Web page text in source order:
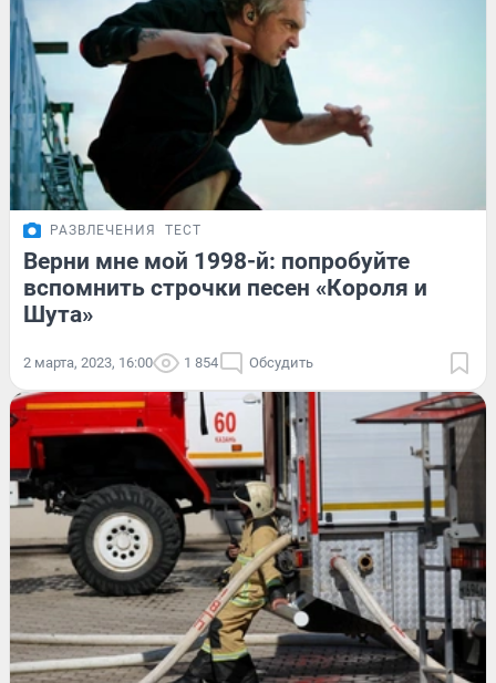
РАЗВЛЕЧЕНИЯ ТЕСТ
Верни мне мой 1998-й: попробуйте
вспомнить строчки песен «Короля и
Шута»
2 марта, 2023, 16:00 1 854 Обсудить